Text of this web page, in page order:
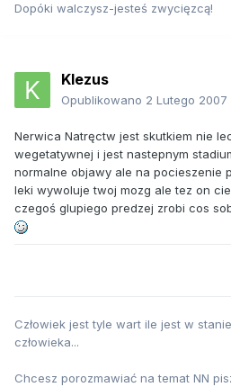
Dopóki walczysz-jesteś zwycięzcą!
Klezus
Opublikowano 2 Lutego 2007
Nerwica Natręctw jest skutkiem nie
wegetatywnej i jest nastepnym
normalne objawy ale na pocieszenie
leki wywoluje twoj mozg ale tez on
czegoś glupiego predzej zrobi cos
Człowiek jest tyle wart ile jest w
człowieka...
Chcesz porozmawiać na temat NN